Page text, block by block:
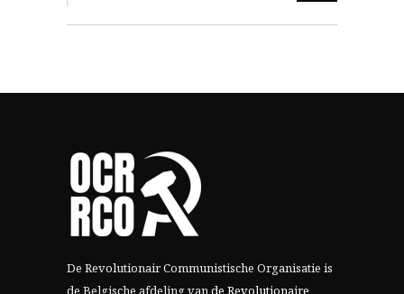
De Revolutionair Communistische Organisatie is
de Belgische afdeling vande Revolutionaire